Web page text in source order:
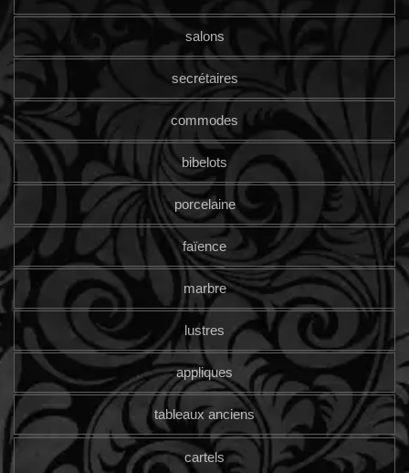
salons
secrétaires
commodes
bibelots
porcelaine
faïence
marbre
lustres
appliques
tableaux anciens
cartels